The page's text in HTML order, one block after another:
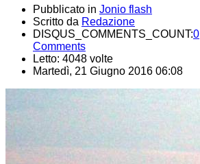
Pubblicato in Jonio flash
Scritto da Redazione
DISQUS_COMMENTS_COUNT:0
Comments
Letto: 4048 volte
Martedì, 21 Giugno 2016 06:08